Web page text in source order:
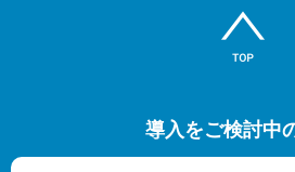
導入をご検討中